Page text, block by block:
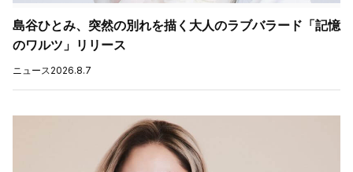
島谷ひとみ、突然の別れを描く大人のラブバラード「記憶
のワルツ」リリース
ニュース2026.8.7